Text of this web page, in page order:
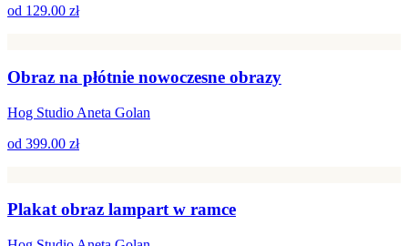
od 129.00 zł
Obraz na płótnie nowoczesne obrazy
Hog Studio Aneta Golan
od 399.00 zł
Plakat obraz lampart w ramce